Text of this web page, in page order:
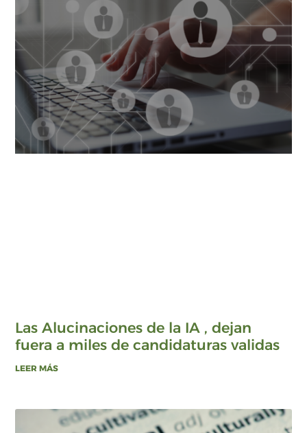
Las Alucinaciones de la IA , dejan
fuera a miles de candidaturas validas
LEER MÁS